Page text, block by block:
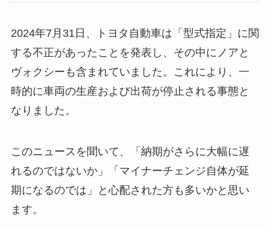
2024年7月31日、トヨタ自動車は「型式指定」に関
する不正があったことを発表し、その中にノアと
ヴォクシーも含まれていました。これにより、一
時的に車両の生産および出荷が停止される事態と
なりました。
このニュースを聞いて、「納期がさらに大幅に遅
れるのではないか」「マイナーチェンジ自体が延
期になるのでは」と心配された方も多いかと思い
ます。